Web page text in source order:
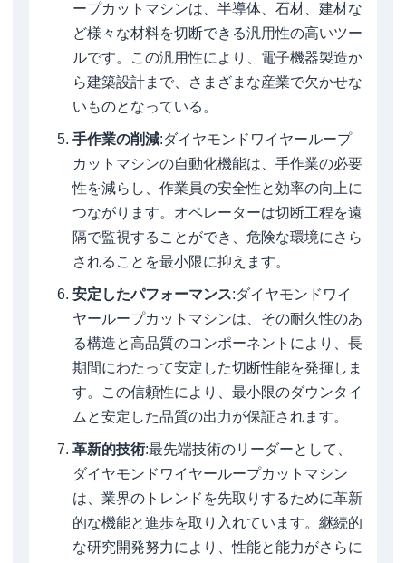
ープカットマシンは、半導体、石材、建材な
ど様々な材料を切断できる汎用性の高いツー
ルです。この汎用性により、電子機器製造か
ら建築設計まで、さまざまな産業で欠かせな
いものとなっている。
手作業の削減:ダイヤモンドワイヤーループ
カットマシンの自動化機能は、手作業の必要
性を減らし、作業員の安全性と効率の向上に
つながります。オペレーターは切断工程を遠
隔で監視することができ、危険な環境にさら
されることを最小限に抑えます。
安定したパフォーマンス:ダイヤモンドワイ
ヤーループカットマシンは、その耐久性のあ
る構造と高品質のコンポーネントにより、長
期間にわたって安定した切断性能を発揮しま
す。この信頼性により、最小限のダウンタイ
ムと安定した品質の出力が保証されます。
革新的技術:最先端技術のリーダーとして、
ダイヤモンドワイヤーループカットマシン
は、業界のトレンドを先取りするために革新
的な機能と進歩を取り入れています。継続的
な研究開発努力により、性能と能力がさらに